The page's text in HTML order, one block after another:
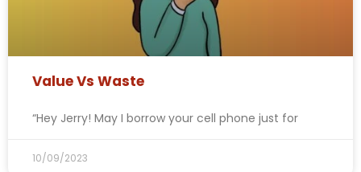
Value Vs Waste
“Hey Jerry! May I borrow your cell phone just for
10/09/2023